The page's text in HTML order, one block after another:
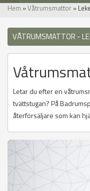
Hem »Våtrumsmattor »
VÅTRUMSMATTOR -
Letar du efter en
tvättstugan? På
återförsäljare som kan